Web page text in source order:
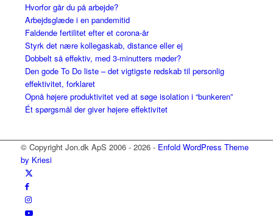
Hvorfor går du på arbejde?
Arbejdsglæde i en pandemitid
Faldende fertilitet efter et corona-år
Styrk det nære kollegaskab, distance eller ej
Dobbelt så effektiv, med 3-minutters møder?
Den gode To Do liste – det vigtigste redskab til personlig
effektivitet, forklaret
Opnå højere produktivitet ved at søge isolation i “bunkeren”
Ét spørgsmål der giver højere effektivitet
© Copyright Jon.dk ApS 2006 - 2026 - Enfold WordPress Theme
by Kriesi